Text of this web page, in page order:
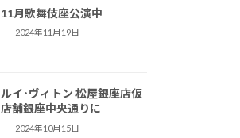
11月歌舞伎座公演中
2024年11月19日
ルイ･ヴィトン 松屋銀座店仮
店舗銀座中央通りに
2024年10月15日